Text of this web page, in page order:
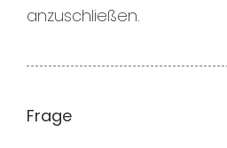
anzuschließen.
Frage